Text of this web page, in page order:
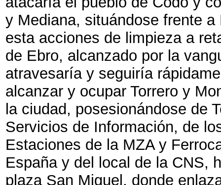
y Mediana, situándose frente
esta acciones de limpieza a
de Ebro, alcanzado por la
atravesaría y seguiría
alcanzar y ocupar Torrero y
la ciudad, posesionándose de
Servicios de Información, de
Estaciones de la MZA y
España y del local de la CNS,
plaza San Miguel, donde